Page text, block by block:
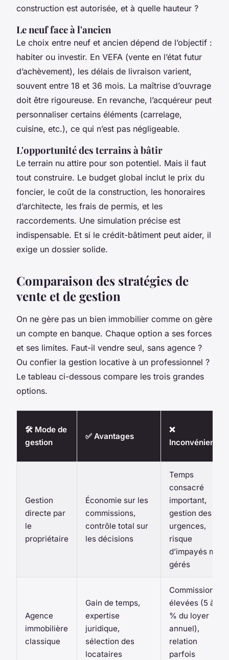
construction est autorisée, et à quelle hauteur ?
Le neuf face à l'ancien
Le choix entre neuf et ancien dépend de l’objectif :
habiter ou investir. En VEFA (vente en l’état futur
d’achèvement), les délais de livraison varient,
souvent entre 18 et 36 mois. La maîtrise d’ouvrage
doit être rigoureuse. En revanche, l’acquéreur peut
personnaliser certains éléments (carrelage,
cuisine, etc.), ce qui n’est pas négligeable.
L'opportunité des terrains à bâtir
Le terrain nu attire pour son potentiel. Mais il faut
tout construire. Le budget global inclut le prix du
foncier, le coût de la construction, les honoraires
d’architecte, les frais de permis, et les
raccordements. Une simulation précise est
indispensable. Et si le crédit-bâtiment peut aider, il
exige un dossier solide.
Comparaison des stratégies de
vente et de gestion
On ne gère pas un bien immobilier comme on gère
un compte en banque. Chaque option a ses forces
et ses limites. Faut-il vendre seul, sans agence ?
Ou confier la gestion locative à un professionnel ?
Le tableau ci-dessous compare les trois grandes
options.
🛠️ Mode de
gestion
✅ Avantages
❌
Inconvénients
Gestion
directe par
le
propriétaire
Économie sur les
commissions,
contrôle total sur
les décisions
Temps
consacré
important,
gestion des
urgences,
risque
d’impayés mal
gérés
Agence
immobilière
classique
Gain de temps,
expertise
juridique,
sélection des
locataires
Commissions
élevées (5 à 8
% du loyer
annuel),
relation
parfois